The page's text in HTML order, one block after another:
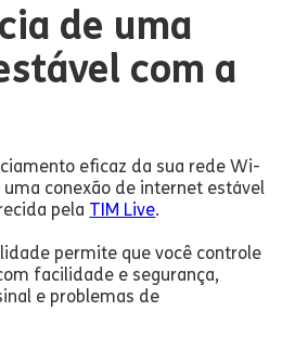
de uma
com a
eficaz da sua rede Wi-
conexão de internet estável
pela TIM Live.
permite que você controle
facilidade e segurança,
e problemas de